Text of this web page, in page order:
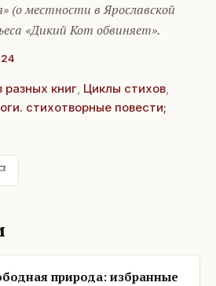
(о местности в Ярославской
«Дикий Кот обвиняет».
разных книг, Циклы стихов,
стихотворные повести;
природа: избранные